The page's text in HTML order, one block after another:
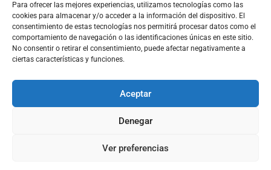
Para ofrecer las mejores experiencias, utilizamos tecnologías como las
cookies para almacenar y/o acceder a la información del dispositivo. El
consentimiento de estas tecnologías nos permitirá procesar datos como el
comportamiento de navegación o las identificaciones únicas en este sitio.
No consentir o retirar el consentimiento, puede afectar negativamente a
ciertas características y funciones.
Aceptar
Denegar
Ver preferencias